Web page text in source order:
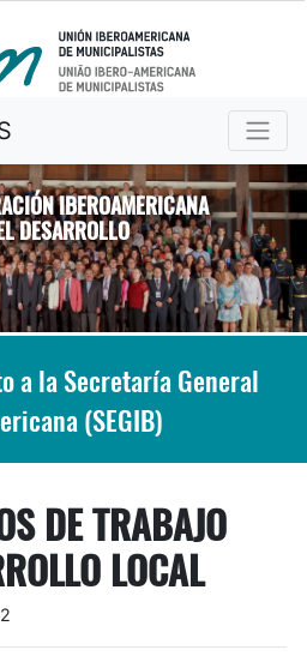
IBEROAMERICANA
DESARROLLO
Next
a la Secretaría General
(SEGIB)
DE TRABAJO
LOCAL